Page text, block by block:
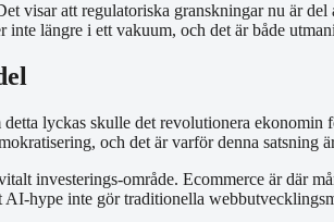
visar att regulatoriska granskningar nu är
längre i ett vakuum, och det är både
lyckas skulle det revolutionera
och det är varför denna satsning
investerings-område. Ecommerce är där
hype inte gör traditionella